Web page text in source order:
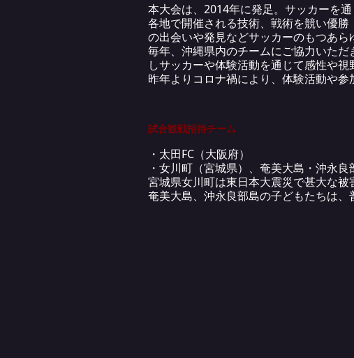
本大会は、2014年に発足。サッカーを
各地で開催される技術、戦術を競い優
の出会いや発見などサッカーのもつあら
毎年、沖縄県内のチームにご協力いた
しサッカーや体験活動を通じて感性や視
昨年よりコロナ禍により、体験活動や参
試合観戦招待チーム
・太田FC（大阪府）
・女川町（宮城県）、奄美大島・沖永
宮城県女川町は東日本大震災で甚大な被
奄美大島、沖永良部島の子どもたちは、